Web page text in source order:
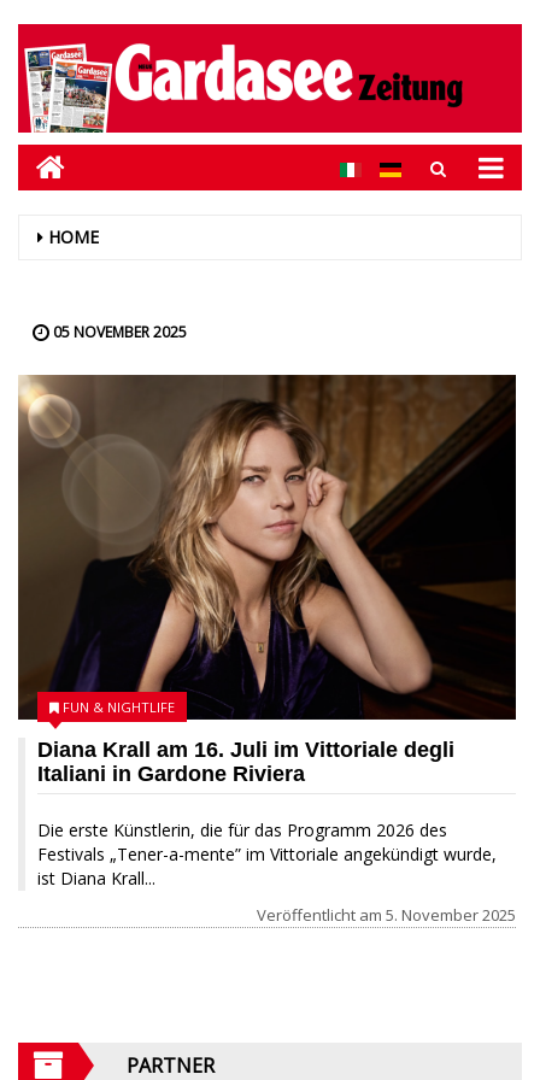
HOME
05 NOVEMBER 2025
Diana Krall am 16. Juli im Vittoriale degli
Italiani in Gardone Riviera
Die erste Künstlerin, die für das Programm 2026 des
Festivals „Tener-a-mente” im Vittoriale angekündigt wurde,
ist Diana Krall...
FUN & NIGHTLIFE
Veröffentlicht am 5. November 2025
PARTNER